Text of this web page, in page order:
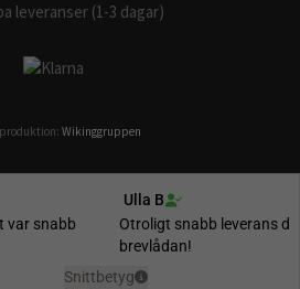
leveranser (1-3 dagar)
Wikinggruppen